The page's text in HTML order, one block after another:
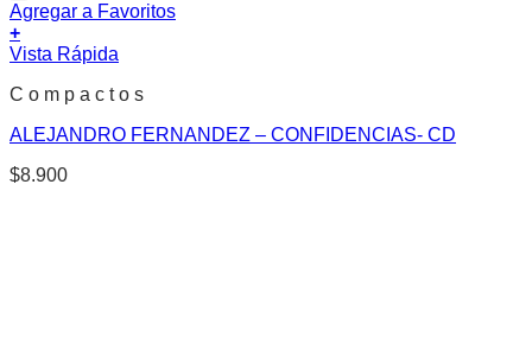
Agregar a Favoritos
+
Vista Rápida
C o m p a c t o s
ALEJANDRO FERNANDEZ – CONFIDENCIAS- CD
$8.900